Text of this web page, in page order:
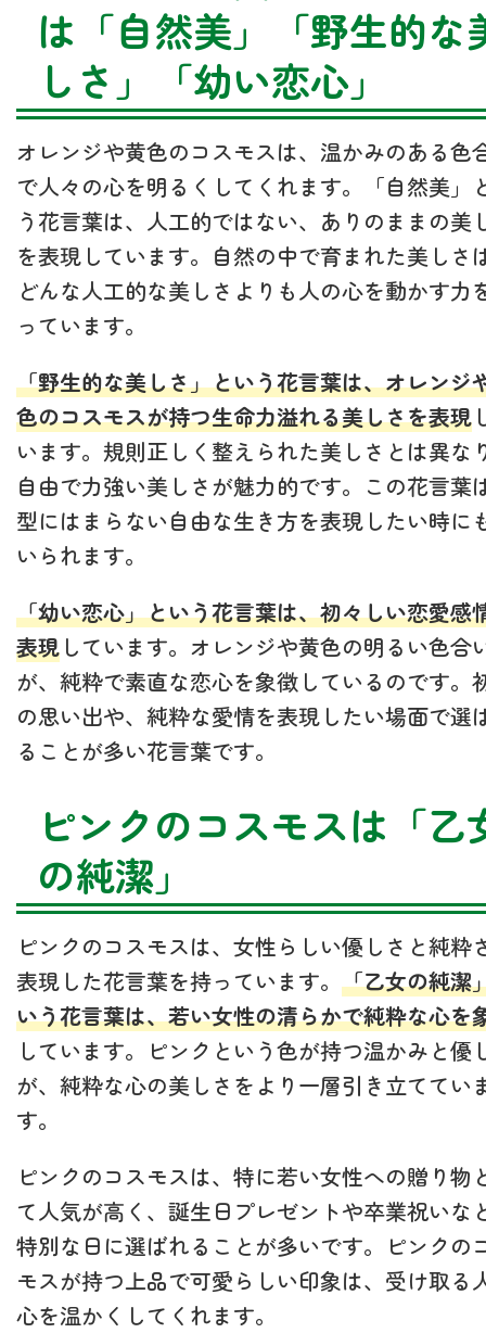
は「自然美」「野生的な
しさ」「幼い恋心」
オレンジや黄色のコスモスは、温かみのある色
で人々の心を明るくしてくれます。「自然美」
う花言葉は、人工的ではない、ありのままの美
を表現しています。自然の中で育まれた美しさ
どんな人工的な美しさよりも人の心を動かす力
っています。
「野生的な美しさ」という花言葉は、オレンジ
色のコスモスが持つ生命力溢れる美しさを表現
います。規則正しく整えられた美しさとは異な
自由で力強い美しさが魅力的です。この花言葉
型にはまらない自由な生き方を表現したい時に
いられます。
「幼い恋心」という花言葉は、初々しい恋愛感
表現 しています。オレンジや黄色の明るい色合
が、純粋で素直な恋心を象徴しているのです。
の思い出や、純粋な愛情を表現したい場面で選
ることが多い花言葉です。
ピンクのコスモスは「乙
の純潔」
ピンクのコスモスは、女性らしい優しさと純粋
表現した花言葉を持っています。 「乙女の純潔
いう花言葉は、若い女性の清らかで純粋な心を
しています。ピンクという色が持つ温かみと優
が、純粋な心の美しさをより一層引き立ててい
す。
ピンクのコスモスは、特に若い女性への贈り物
て人気が高く、誕生日プレゼントや卒業祝いな
特別な日に選ばれることが多いです。ピンクの
モスが持つ上品で可愛らしい印象は、受け取る
心を温かくしてくれます。